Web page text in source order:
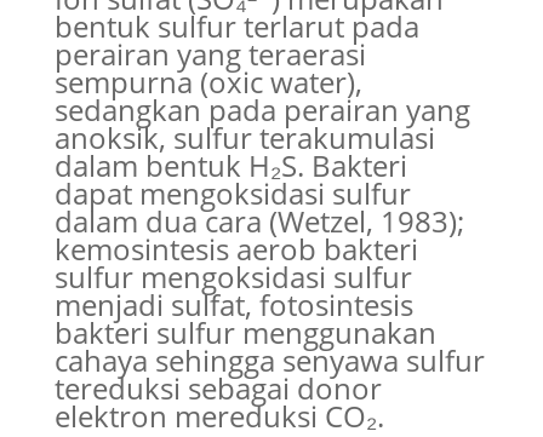
bentuk sulfur terlarut pada
perairan yang teraerasi
sempurna (oxic water),
sedangkan pada perairan yang
anoksik, sulfur terakumulasi
dalam bentuk H₂S. Bakteri
dapat mengoksidasi sulfur
dalam dua cara (Wetzel, 1983);
kemosintesis aerob bakteri
sulfur mengoksidasi sulfur
menjadi sulfat, fotosintesis
bakteri sulfur menggunakan
cahaya sehingga senyawa sulfur
tereduksi sebagai donor
elektron mereduksi CO₂.